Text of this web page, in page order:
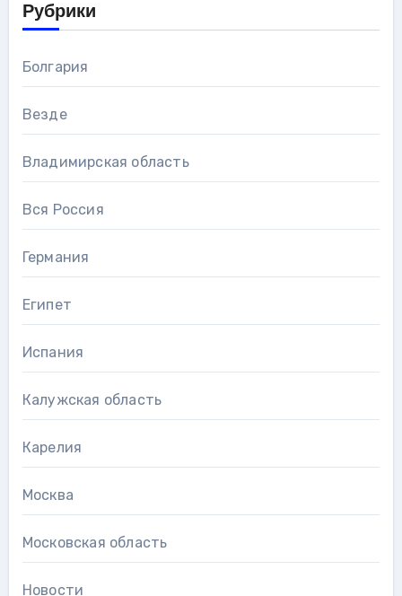
Рубрики
Болгария
Везде
Владимирская область
Вся Россия
Германия
Египет
Испания
Калужская область
Карелия
Москва
Московская область
Новости